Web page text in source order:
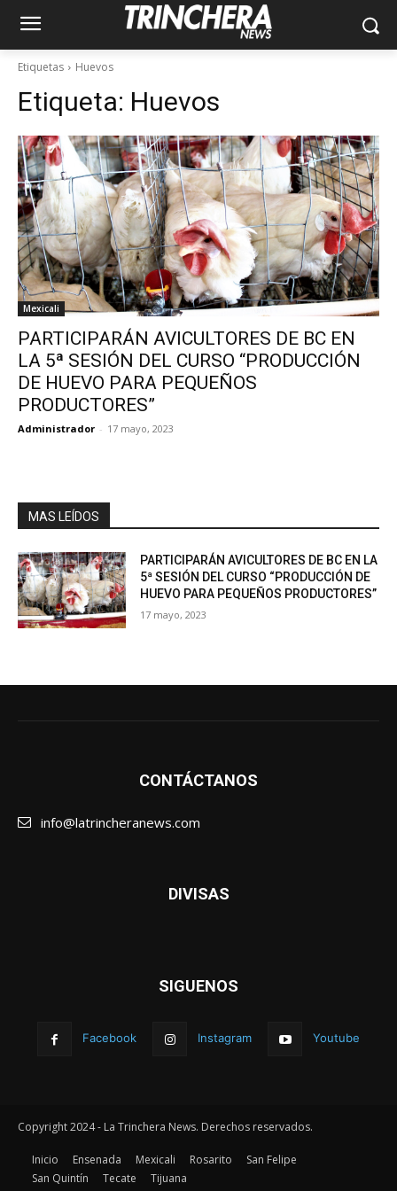
Etiquetas Huevos
Etiqueta: Huevos
Mexicali
PARTICIPARÁN AVICULTORES DE BC EN
LA 5ª SESIÓN DEL CURSO “PRODUCCIÓN
DE HUEVO PARA PEQUEÑOS
PRODUCTORES”
Administrador - 17 mayo, 2023
MAS LEÍDOS
PARTICIPARÁN AVICULTORES DE BC EN LA
5ª SESIÓN DEL CURSO “PRODUCCIÓN DE
HUEVO PARA PEQUEÑOS PRODUCTORES”
17 mayo, 2023
CONTÁCTANOS
info@latrincheranews.com
DIVISAS
SIGUENOS
Facebook Instagram Youtube
Copyright 2024 - La Trinchera News. Derechos reservados.
Inicio Ensenada Mexicali Rosarito
San Felipe
San Quintín
Tecate Tijuana